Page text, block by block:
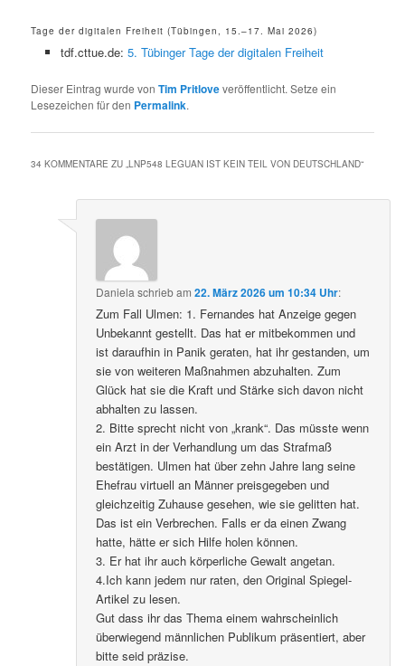
Tage der digitalen Freiheit (Tübingen, 15.–17. Mai 2026)
tdf.cttue.de: 5. Tübinger Tage der digitalen Freiheit
Dieser Eintrag wurde vonTim Pritloveveröffentlicht. Setze ein
Lesezeichen für den Permalink.
34 KOMMENTARE ZU „LNP548 LEGUAN IST KEIN TEIL VON DEUTSCHLAND“
Daniela schriebam22. März 2026 um 10:34 Uhr:
Zum Fall Ulmen: 1. Fernandes hat Anzeige gegen
Unbekannt gestellt. Das hat er mitbekommen und
ist daraufhin in Panik geraten, hat ihr gestanden, um
sie von weiteren Maßnahmen abzuhalten. Zum
Glück hat sie die Kraft und Stärke sich davon nicht
abhalten zu lassen.
2. Bitte sprecht nicht von „krank“. Das müsste wenn
ein Arzt in der Verhandlung um das Strafmaß
bestätigen. Ulmen hat über zehn Jahre lang seine
Ehefrau virtuell an Männer preisgegeben und
gleichzeitig Zuhause gesehen, wie sie gelitten hat.
Das ist ein Verbrechen. Falls er da einen Zwang
hatte, hätte er sich Hilfe holen können.
3. Er hat ihr auch körperliche Gewalt angetan.
4.Ich kann jedem nur raten, den Original Spiegel-
Artikel zu lesen.
Gut dass ihr das Thema einem wahrscheinlich
überwiegend männlichen Publikum präsentiert, aber
bitte seid präzise.